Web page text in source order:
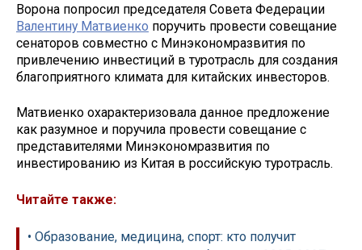
Ворона попросил председателя Совета Федерации
Валентину Матвиенко поручить провести совещание
сенаторов совместно с Минэкономразвития по
привлечению инвестиций в туротрасль для создания
благоприятного климата для китайских инвесторов.
Матвиенко охарактеризовала данное предложение
как разумное и поручила провести совещание с
представителями Минэкономразвития по
инвестированию из Китая в российскую туротрасль.
Читайте также:
• Образование, медицина, спорт: кто получит